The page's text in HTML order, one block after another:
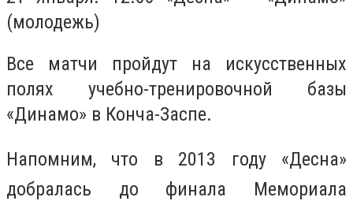
(молодежь)
Все матчи пройдут на искусственных
полях учебно-тренировочной базы
«Динамо» в Конча-Заспе.
Напомним, что в 2013 году «Десна»
добралась до финала Мемориала